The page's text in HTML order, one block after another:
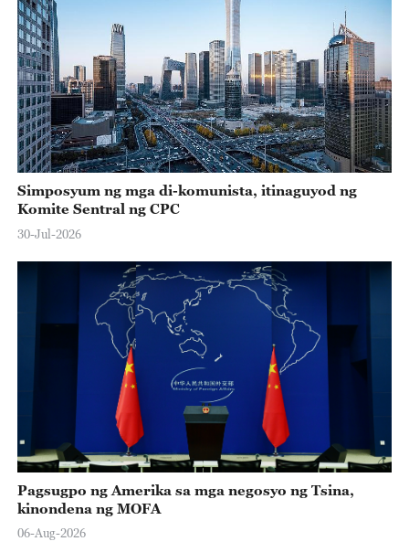
Simposyum ng mga di-komunista, itinaguyod ng
Komite Sentral ng CPC
30-Jul-2026
Pagsugpo ng Amerika sa mga negosyo ng Tsina,
kinondena ng MOFA
06-Aug-2026